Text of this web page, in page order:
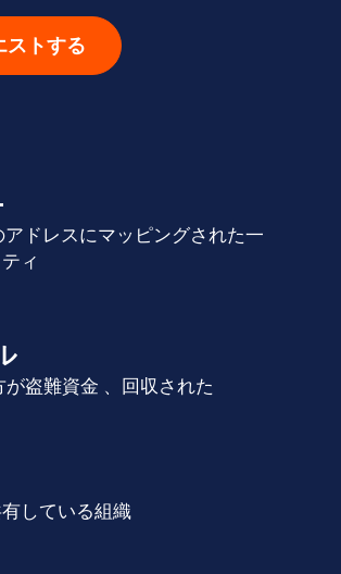
ストする
ドレスにマッピングされた一
ィ
が盗難資金 、回収された
している組織